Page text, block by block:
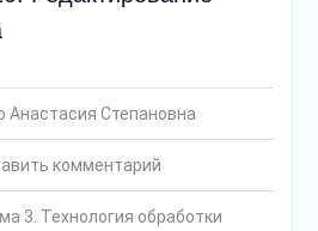
Анастасия Степановна
комментарий
3. Технология обработки